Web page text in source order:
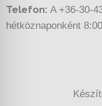
Telefon: A +36-30-
hétköznaponként